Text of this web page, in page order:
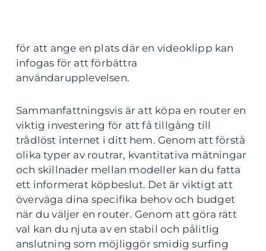
för att ange en plats där en videoklipp kan
infogas för att förbättra
användarupplevelsen.
Sammanfattningsvis är att köpa en router en
viktig investering för att få tillgång till
trådlöst internet i ditt hem. Genom att förstå
olika typer av routrar, kvantitativa mätningar
och skillnader mellan modeller kan du fatta
ett informerat köpbeslut. Det är viktigt att
överväga dina specifika behov och budget
när du väljer en router. Genom att göra rätt
val kan du njuta av en stabil och pålitlig
anslutning som möjliggör smidig surfing